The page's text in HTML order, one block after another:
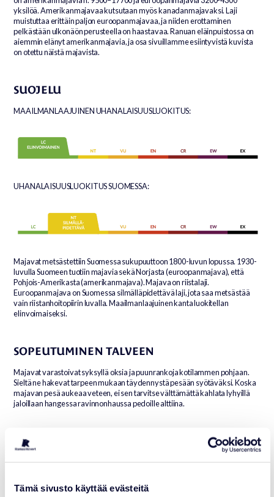
Tämä sivusto käyttää evästeitä
yksilöä. Amerikanmajavaa kutsutaan myös kanadanmajavaksi. Laji
muistuttaa erittäin paljon euroopanmajavaa, ja niiden erottaminen
pelkästään ulkonäön perusteella on haastavaa. Ranuan eläinpuistossa on
aiemmin elänyt amerikanmajavia, ja osa sivuillamme esiintyvistä kuvista
on otettu näistä majavista.
SUOJELU
MAAILMANLAAJUINEN UHANALAISUUSLUOKITUS:
UHANALAISUUSLUOKITUS SUOMESSA:
Majavat metsästettiin Suomessa sukupuuttoon 1800-luvun lopussa. 1930-
luvulla Suomeen tuotiin majavia sekä Norjasta (euroopanmajava), että
Pohjois-Amerikasta (amerikanmajava). Majava on riistalaji.
Euroopanmajava on Suomessa silmälläpidettävä laji, jota saa metsästää
vain riistanhoitopiirin luvalla. Maailmanlaajuinen kanta luokitellan
elinvoimaiseksi.
SOPEUTUMINEN TALVEEN
Majavat varastoivat syksyllä oksia ja puunrankoja kotilammen pohjaan.
Sieltä ne hakevat tarpeen mukaan täydennystä pesään syötäväksi. Koska
majavan pesä aukeaa veteen, ei sen tarvitse välttämättä kahlata lyhyillä
jaloillaan hangessa ravinnonhaussa pedoille alttiina.
EUROOPANMAJAVA
Castor fiber – Eurasian beaver